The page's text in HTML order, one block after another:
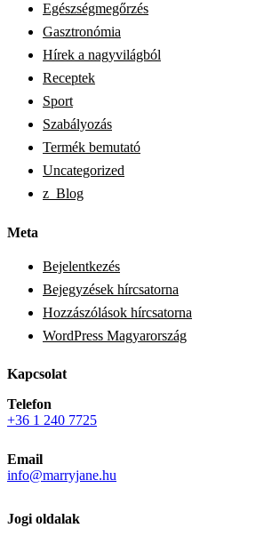
Egészségmegőrzés
Gasztronómia
Hírek a nagyvilágból
Receptek
Sport
Szabályozás
Termék bemutató
Uncategorized
z_Blog
Meta
Bejelentkezés
Bejegyzések hírcsatorna
Hozzászólások hírcsatorna
WordPress Magyarország
Kapcsolat
Telefon
+36 1 240 7725
Email
info@marryjane.hu
Jogi oldalak